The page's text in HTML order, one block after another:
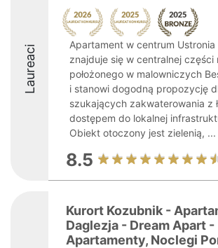
Laureaci
Apartament w centrum Ustronia
znajduje się w centralnej części
położonego w malowniczych
i stanowi dogodną propozycję
szukających zakwaterowania z
dostępem do lokalnej
Obiekt otoczony jest zielenią, ...
8.5
Kurort Kozubnik -
Daglezja - Dream Apart -
Apartamenty, Noclegi